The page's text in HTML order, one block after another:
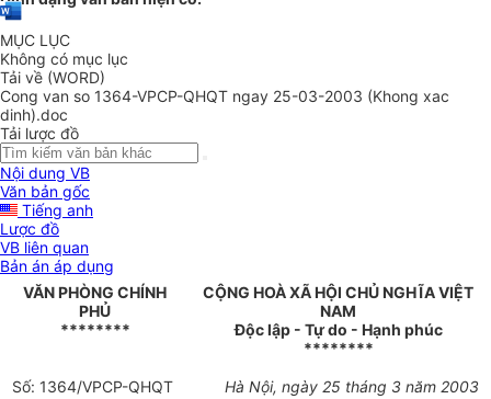
MỤC LỤC
Không có mục lục
Tải về (WORD)
Cong van so 1364-VPCP-QHQT ngay 25-03-2003 (Khong xac
dinh).doc
Tải lược đồ
Nội dung VB
Văn bản gốc
Tiếng anh
Lược đồ
VB liên quan
Bản án áp dụng
VĂN PHÒNG CHÍNH
PHỦ
********
CỘNG HOÀ XÃ HỘI CHỦ NGHĨA VIỆT
NAM
Độc lập - Tự do - Hạnh phúc
********
Số: 1364/VPCP-QHQT Hà Nội, ngày 25 tháng 3 năm 2003